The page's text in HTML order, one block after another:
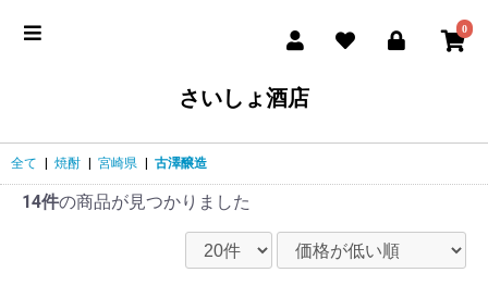
0
さいしょ酒店
全て 焼酎 宮崎県 古澤醸造
14件の商品が見つかりました